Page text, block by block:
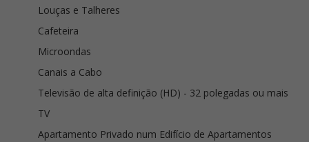
Louças e Talheres
Cafeteira
Microondas
Canais a Cabo
Televisão de alta definição (HD) - 32 polegadas ou mais
TV
Apartamento Privado num Edifício de Apartamentos